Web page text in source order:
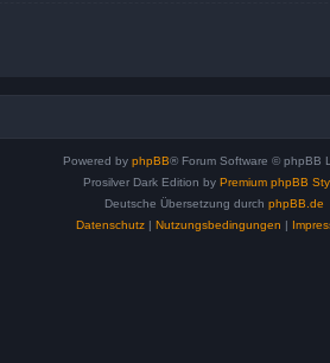
Powered by phpBB® Forum Software © phpBB
Prosilver Dark Edition by Premium phpBB
Deutsche Übersetzung durch phpBB.de
Datenschutz | Nutzungsbedingungen |